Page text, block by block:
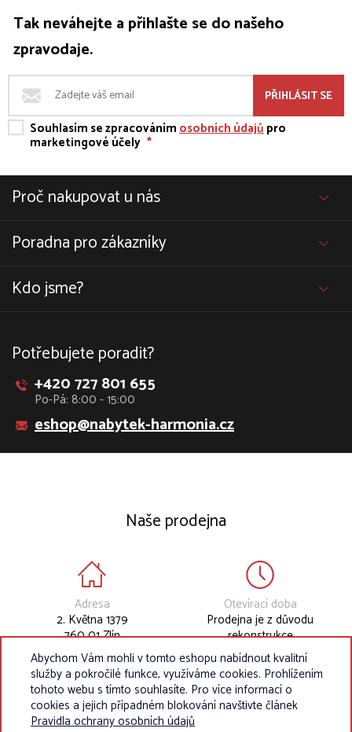
Tak neváhejte a přihlašte se do našeho
zpravodaje.
PŘIHLÁSIT SE
Souhlasím se zpracovánímosobních údajůpro
marketingové účely *
Proč nakupovat u nás
Poradna pro zákazníky
Kdo jsme?
Potřebujete poradit?
+420 727 801 655
Po-Pá: 8:00 - 15:00
eshop@nabytek-harmonia.cz
Naše prodejna
Adresa
2. Května 1379
760 01 Zlín
Otevírací doba
Prodejna je z důvodu
rekonstrukce
dočasně uzavřena.
Abychom Vám mohli v tomto eshopu nabídnout kvalitní
služby a pokročilé funkce, využíváme cookies. Prohlížením
tohoto webu s tímto souhlasíte. Pro více informací o
cookies a jejich případném blokování navštivte článek
Pravidla ochrany osobních údajů